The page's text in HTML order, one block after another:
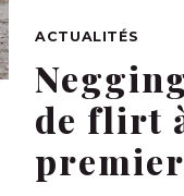
ACTUALITÉS
de flirt